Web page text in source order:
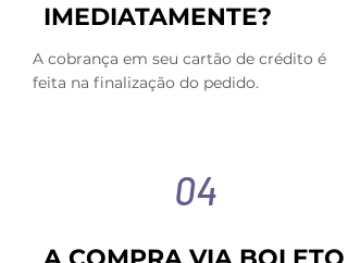
IMEDIATAMENTE?
A cobrança em seu cartão de crédito é
feita na finalização do pedido.
04